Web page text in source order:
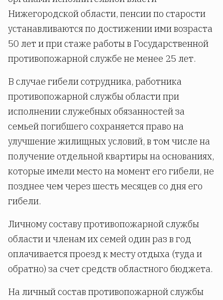
Нижегородской области, пенсии по старости
устанавливаются по достижении ими возраста
50 лет и при стаже работы в Государственной
противопожарной службе не менее 25 лет.
В случае гибели сотрудника, работника
противопожарной службы области при
исполнении служебных обязанностей за
семьей погибшего сохраняется право на
улучшение жилищных условий, в том числе на
получение отдельной квартиры на основаниях,
которые имели место на момент его гибели, не
позднее чем через шесть месяцев со дня его
гибели.
Личному составу противопожарной службы
области и членам их семей один раз в год
оплачивается проезд к месту отдыха (туда и
обратно) за счет средств областного бюджета.
На личный состав противопожарной службы